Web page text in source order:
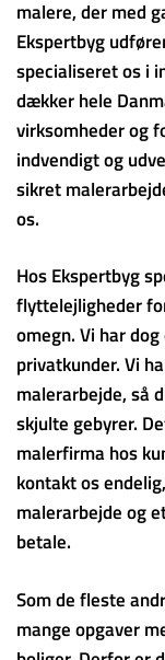
malere, der med
Ekspertbyg
specialiseret os i
dækker hele
virksomheder og
indvendigt og
sikret
os.
Hos Ekspertbyg
flyttelejligheder
omegn. Vi har
privatkunder. Vi
malerarbejde, så
skjulte gebyrer.
malerfirma hos
kontakt os
malerarbejde og
betale.
Som de fleste
mange opgaver